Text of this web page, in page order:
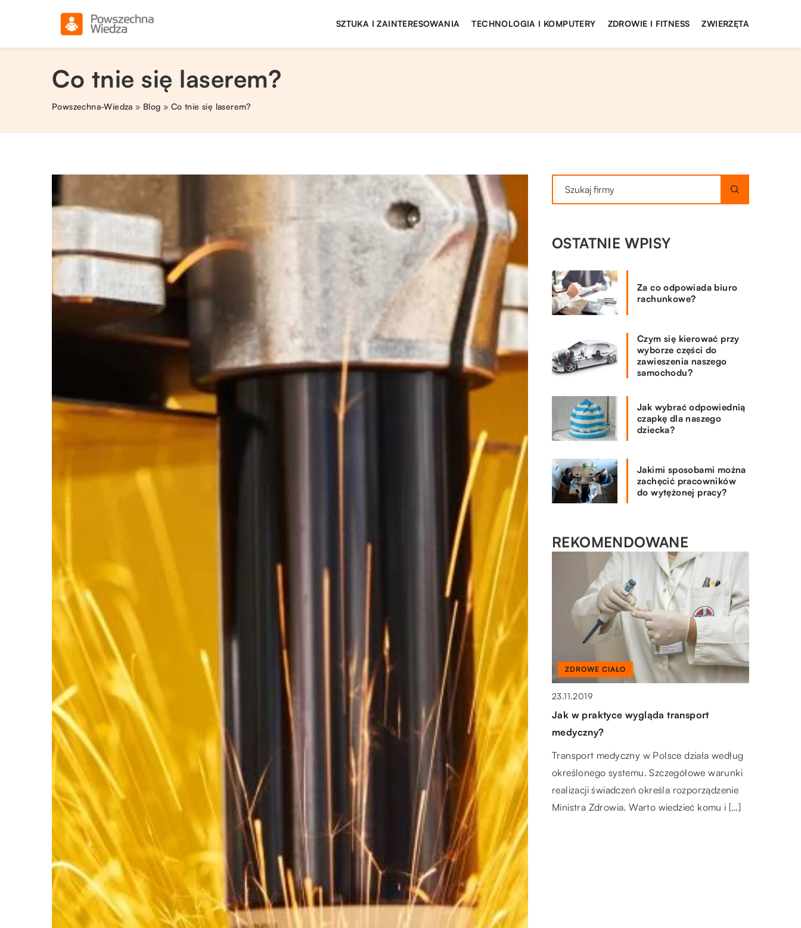
SZTUKA I ZAINTERESOWANIA TECHNOLOGIA I KOMPUTERY ZDROWIE I FITNESS ZWIERZĘTA
Co tnie się laserem?
Powszechna-Wiedza » Blog » Co tnie się laserem?
OSTATNIE WPISY
Za co odpowiada biuro
rachunkowe?
Czym się kierować przy
wyborze części do
zawieszenia naszego
samochodu?
Jak wybrać odpowiednią
czapkę dla naszego
dziecka?
Jakimi sposobami można
zachęcić pracowników
do wytężonej pracy?
REKOMENDOWANE
LAJFSTAJL
Sposoby na ozdabianie ubrań
Wszyscy lubimy się wyróżniać. Dzięki
indywidualnie dopasowanym materiałom,
odzieży i oryginalnym wzorom pokazujemy
swój styl oraz pewność siebie. W sklepach […]
ZDROWE CIAŁO
23.11.2019
Jak w praktyce wygląda transport
medyczny?
Transport medyczny w Polsce działa według
określonego systemu. Szczegółowe warunki
realizacji świadczeń określa rozporządzenie
Ministra Zdrowia. Warto wiedzieć komu i […]
LAJFSTAJL
16.10.2021
Kolczyki na każdą okazję
Kolczyki to ozdoba, którą chętnie zakłada
każda kobieta. Niezależnie od wybranego
kształtu, czy koloru biżuteria ta może
pasować do większości […]